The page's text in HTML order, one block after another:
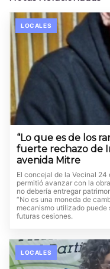
LOCALES
“Lo que es de los
fuerte rechazo de
avenida Mitre
El concejal de la Vecinal
permitió avanzar con la
no debería entregar
“No es una moneda de
mecanismo utilizado puede
futuras cesiones.
LOCALES